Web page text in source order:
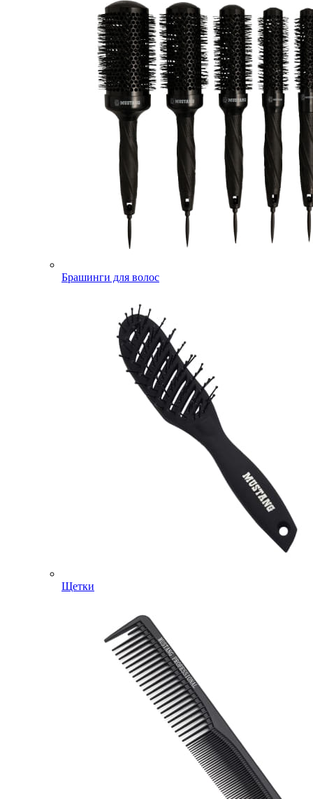
Брашинги для волос
Щетки